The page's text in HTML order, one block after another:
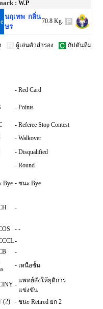
: W.P
นฤเทพ กลิ่น
ษร
70.8 Kg.
ผู้เล่นตัวสำรอง กัปตันทีม
- Red Card
- Points
- Referee Stop Contest
- Walkover
- Disqualified
- Round
Bye - ชนะ Bye
-
- -
-
-
- เหนือชั้น
-
แพทย์สั่งให้ยุติการ
แข่งขัน
(2) - ชนะ Retired ยก 2